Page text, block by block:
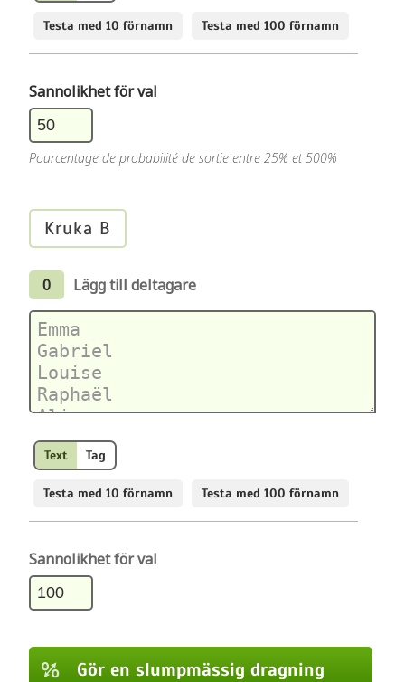
Testa med 10 förnamn Testa med 100 förnamn
Sannolikhet för val
Pourcentage de probabilité de sortie entre 25% et 500%
Kruka B
0 Lägg till deltagare
Text Tag
Testa med 10 förnamn Testa med 100 förnamn
Sannolikhet för val
Gör en slumpmässig dragning